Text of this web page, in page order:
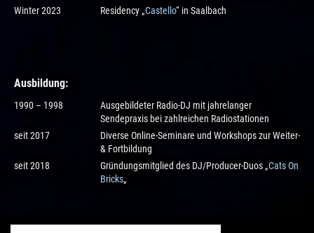
Winter 2023
Residency „Castello“ in Saalbach
Ausbildung:
1990 – 1998
Ausgebildeter Radio-DJ mit jahrelanger
Sendepraxis bei zahlreichen Radiostationen
seit 2017
Diverse Online-Seminare und Workshops zur Weiter-
& Fortbildung
seit 2018
Gründungsmitglied des DJ/Producer-Duos „Cats On
Bricks„